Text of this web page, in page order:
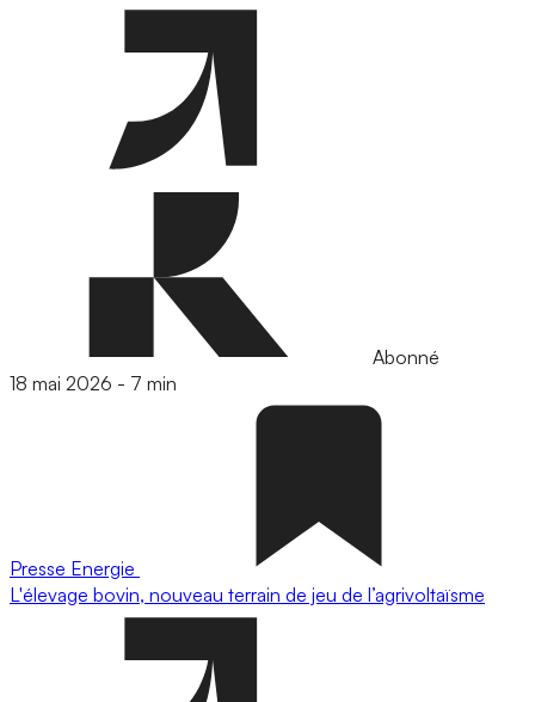
Abonné
18 mai 2026 - 7 min
Presse Energie
L'élevage bovin, nouveau terrain de jeu de l’agrivoltaïsme